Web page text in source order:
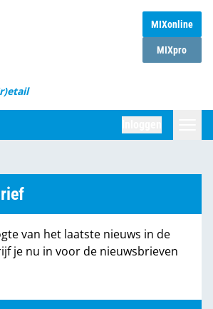
MIXonline
MIXpro
van het laatste nieuws in de
je nu in voor de nieuwsbrieven